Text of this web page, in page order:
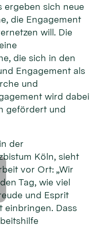
ergeben sich neue
die Engagement
will. Die
die sich in den
Engagement als
und
wird dabei
gefördert und
der
Köln, sieht
vor Ort: „Wir
Tag, wie viel
und Esprit
einbringen. Dass